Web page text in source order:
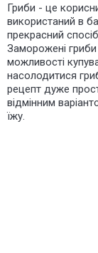
Гриби - це
використаний в
прекрасний
Заморожені
можливості
насолодитися
рецепт дуже
відмінним
їжу.